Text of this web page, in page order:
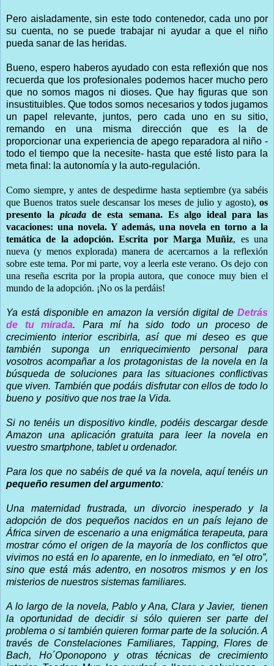
Pero aisladamente, sin este todo contenedor, cada uno por
su cuenta, no se puede trabajar ni ayudar a que el niño
pueda sanar de las heridas.
Bueno, espero haberos ayudado con esta reflexión que nos
recuerda que los profesionales podemos hacer mucho pero
que no somos magos ni dioses. Que hay figuras que son
insustituibles. Que todos somos necesarios y todos jugamos
un papel relevante, juntos, pero cada uno en su sitio,
remando en una misma dirección que es la de
proporcionar una experiencia de apego reparadora al niño -
todo el tiempo que la necesite- hasta que esté listo para la
meta final: la autonomía y la auto-regulación.
Como siempre, y antes de despedirme hasta septiembre (ya sabéis
que Buenos tratos suele descansar los meses de julio y agosto), os
presento lapicada de esta semana. Es algo ideal para las
vacaciones: una novela. Y además, una novela en torno a la
temática de la adopción. Escrita por Marga Muñiz, es una
nueva (y menos explorada) manera de acercarnos a la reflexión
sobre este tema. Por mi parte, voy a leerla este verano. Os dejo con
una reseña escrita por la propia autora, que conoce muy bien el
mundo de la adopción. ¡No os la perdáis!
Ya está disponible en amazon la versión digital de Detrás
de tu mirada. Para mí ha sido todo un proceso de
crecimiento interior escribirla, así que mi deseo es que
también suponga un enriquecimiento personal para
vosotros acompañar a los protagonistas de la novela en la
búsqueda de soluciones para las situaciones conflictivas
que viven. También que podáis disfrutar con ellos de todo lo
bueno y positivo que nos trae la Vida.
Si no tenéis un dispositivo kindle, podéis descargar desde
Amazon una aplicación gratuita para leer la novela en
vuestro smartphone, tablet u ordenador.
Para los que no sabéis de qué va la novela, aquí tenéis un
pequeño resumen del argumento:
Una maternidad frustrada, un divorcio inesperado y la
adopción de dos pequeños nacidos en un país lejano de
África sirven de escenario a una enigmática terapeuta, para
mostrar cómo el origen de la mayoría de los conflictos que
vivimos no está en lo aparente, en lo inmediato, en “el otro”,
sino que está más adentro, en nosotros mismos y en los
misterios de nuestros sistemas familiares.
A lo largo de la novela, Pablo y Ana, Clara y Javier, tienen
la oportunidad de decidir si sólo quieren ser parte del
problema o si también quieren formar parte de la solución. A
través de Constelaciones Familiares, Tapping, Flores de
Bach, Ho´Oponopono y otras técnicas de crecimiento